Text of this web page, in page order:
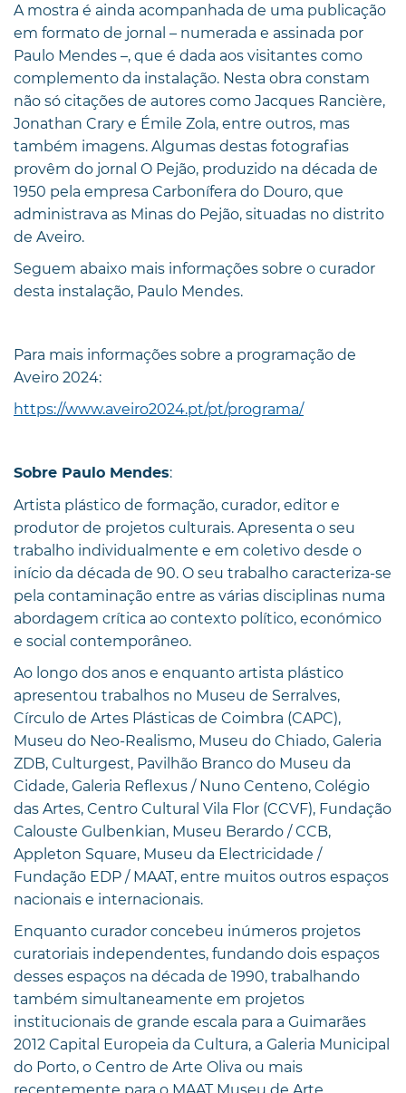
A mostra é ainda acompanhada de uma publicação
em formato de jornal – numerada e assinada por
Paulo Mendes –, que é dada aos visitantes como
complemento da instalação. Nesta obra constam
não só citações de autores como Jacques Rancière,
Jonathan Crary e Émile Zola, entre outros, mas
também imagens. Algumas destas fotografias
provêm do jornal O Pejão, produzido na década de
1950 pela empresa Carbonífera do Douro, que
administrava as Minas do Pejão, situadas no distrito
de Aveiro.
Seguem abaixo mais informações sobre o curador
desta instalação, Paulo Mendes.
Para mais informações sobre a programação de
Aveiro 2024:
https://www.aveiro2024.pt/pt/programa/
Sobre Paulo Mendes:
Artista plástico de formação, curador, editor e
produtor de projetos culturais. Apresenta o seu
trabalho individualmente e em coletivo desde o
início da década de 90. O seu trabalho caracteriza-se
pela contaminação entre as várias disciplinas numa
abordagem crítica ao contexto político, económico
e social contemporâneo.
Ao longo dos anos e enquanto artista plástico
apresentou trabalhos no Museu de Serralves,
Círculo de Artes Plásticas de Coimbra (CAPC),
Museu do Neo-Realismo, Museu do Chiado, Galeria
ZDB, Culturgest, Pavilhão Branco do Museu da
Cidade, Galeria Reflexus / Nuno Centeno, Colégio
das Artes, Centro Cultural Vila Flor (CCVF), Fundação
Calouste Gulbenkian, Museu Berardo / CCB,
Appleton Square, Museu da Electricidade /
Fundação EDP / MAAT, entre muitos outros espaços
nacionais e internacionais.
Enquanto curador concebeu inúmeros projetos
curatoriais independentes, fundando dois espaços
desses espaços na década de 1990, trabalhando
também simultaneamente em projetos
institucionais de grande escala para a Guimarães
2012 Capital Europeia da Cultura, a Galeria Municipal
do Porto, o Centro de Arte Oliva ou mais
recentemente para o MAAT Museu de Arte,